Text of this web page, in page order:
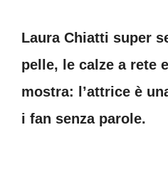
Laura Chiatti super
pelle, le calze a rete
mostra: l’attrice è
i fan senza parole.